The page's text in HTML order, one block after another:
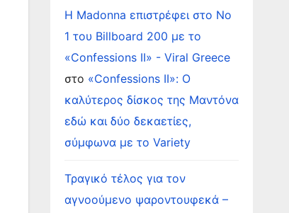
Η Madonna επιστρέφει στο Νο
1 του Billboard 200 με το
«Confessions II» - Viral Greece
στο «Confessions II»: Ο
καλύτερος δίσκος της Μαντόνα
εδώ και δύο δεκαετίες,
σύμφωνα με το Variety
Τραγικό τέλος για τον
αγνοούμενο ψαροντουφεκά –